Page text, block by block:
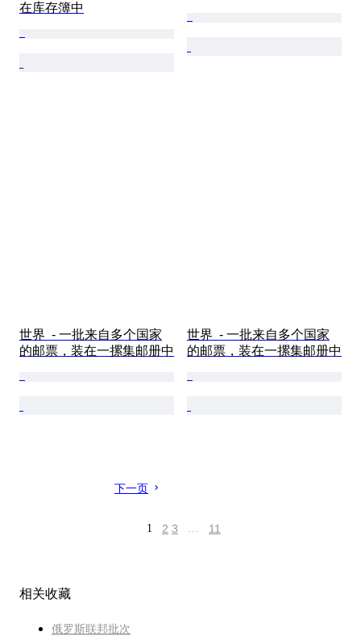
在库存簿中
世界  - 一批来自多个国家
的邮票，装在一摞集邮册中
世界  - 一批来自多个国家
的邮票，装在一摞集邮册中
下一页
1 2 3 … 11
相关收藏
俄罗斯联邦批次